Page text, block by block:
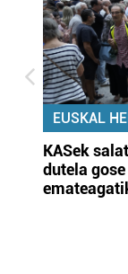
EUSKAL
KASek
dutela